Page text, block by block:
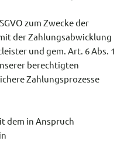
zum Zwecke der
der Zahlungsabwicklung
und gem. Art. 6 Abs. 1
berechtigten
Zahlungsprozesse
dem in Anspruch